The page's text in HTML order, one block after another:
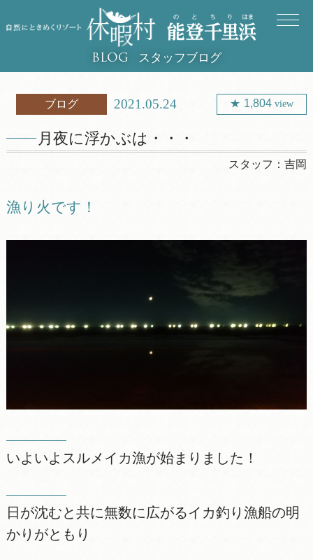
BLOG スタッフブログ
ブログ 2021.05.24 1,804view
月夜に浮かぶは・・・
スタッフ：吉岡
漁り火です！
いよいよスルメイカ漁が始まりました！
日が沈むと共に無数に広がるイカ釣り漁船の明
かりがともり